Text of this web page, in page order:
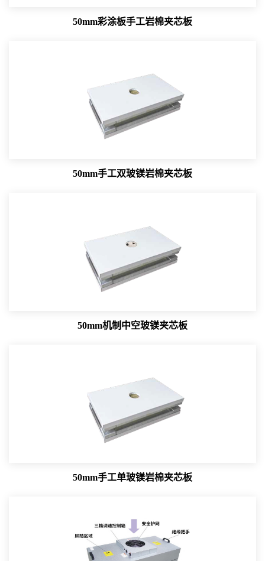
50mm彩涂板手工岩棉夹芯板
50mm手工双玻镁岩棉夹芯板
50mm机制中空玻镁夹芯板
50mm手工单玻镁岩棉夹芯板